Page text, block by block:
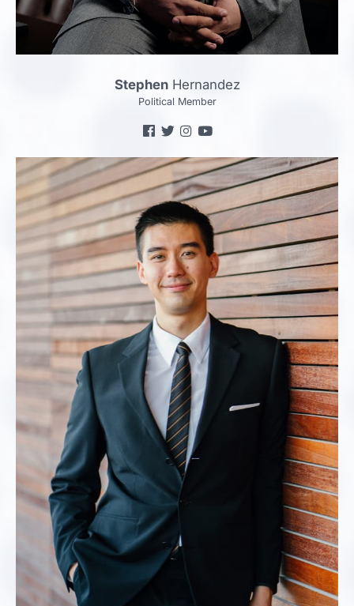
StephenHernandez
Political Member